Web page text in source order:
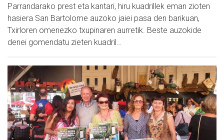
Parrandarako prest eta kantari, hiru kuadrillek eman zioten
hasiera San Bartolome auzoko jaiei pasa den barikuan,
Txirloren omenezko txupinaren aurretik. Beste auzokide
denei gomendatu zieten kuadril…